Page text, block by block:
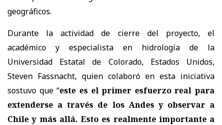
geográficos.
Durante la actividad de cierre del proyecto, el
académico y especialista en hidrología de la
Universidad Estatal de Colorado, Estados Unidos,
Steven Fassnacht, quien colaboró en esta iniciativa
sostuvo que “este es el primer esfuerzo real para
extenderse a través de los Andes y observar a
Chile y más allá. Esto es realmente importante a